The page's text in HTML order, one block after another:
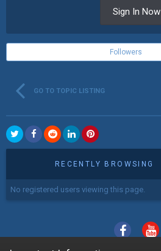
Sign In Now
Followers
GO TO TOPIC LISTING
RECENTLY BROWSING
No registered users viewing this page.